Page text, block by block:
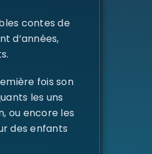
contes de
d’années,
fois son
les uns
ou encore les
des enfants